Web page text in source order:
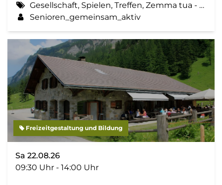
Gesellschaft, Spielen, Treffen, Zemma tua - Senioren gemeinsam aktiv
Senioren_gemeinsam_aktiv
Freizeitgestaltung und Bildung
Sa 22.08.26
09:30 Uhr - 14:00 Uhr